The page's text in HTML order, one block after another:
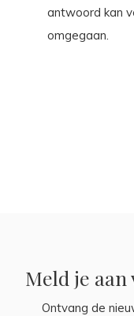
antwoord kan
omgegaan.
Meld je
Ontvang de